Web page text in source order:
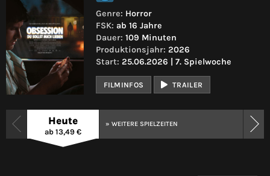
Genre: Horror
FSK: ab 16 Jahre
Dauer: 109 Minuten
Produktionsjahr: 2026
Start: 25.06.2026 | 7. Spielwoche
FILMINFOS TRAILER
Heute
ab 13,49 €
» WEITERE SPIELZEITEN